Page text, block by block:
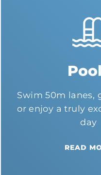
Swim 50m lanes,
or enjoy a truly
day
READ